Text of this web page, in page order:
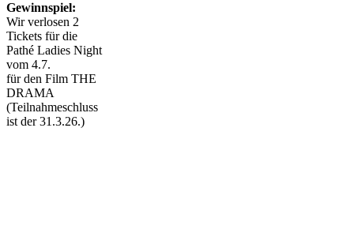
Gewinnspiel:
Wir verlosen 2
Tickets für die
Pathé Ladies Night
vom 4.7.
für den Film THE
DRAMA
(Teilnahmeschluss
ist der 31.3.26.)